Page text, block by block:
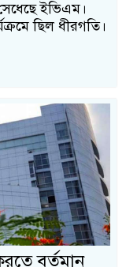
ইভিএম।
ছিল ধীরগতি।
বর্তমান